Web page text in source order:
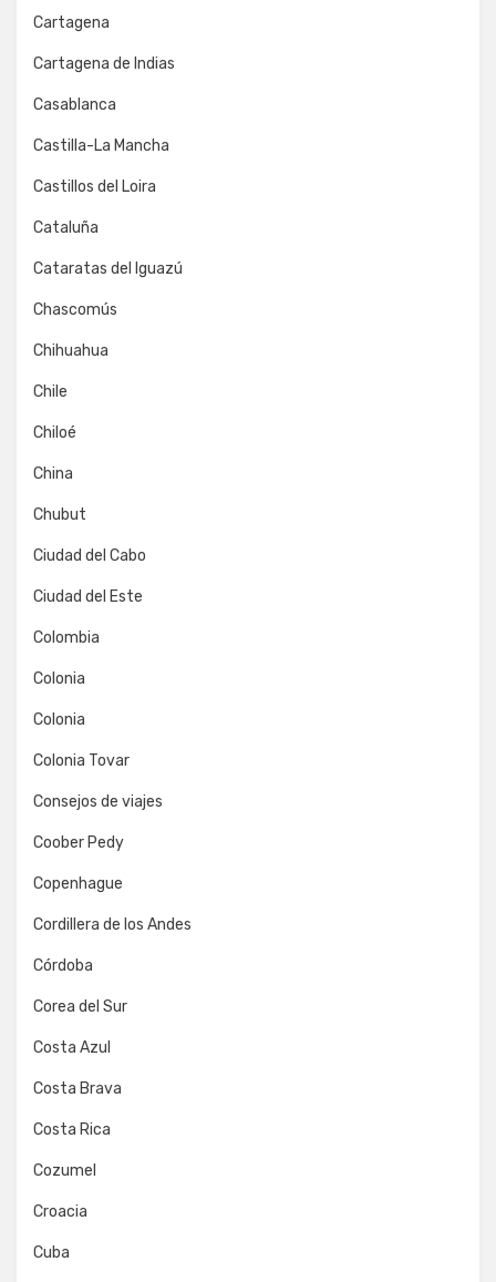
Cartagena
Cartagena de Indias
Casablanca
Castilla-La Mancha
Castillos del Loira
Cataluña
Cataratas del Iguazú
Chascomús
Chihuahua
Chile
Chiloé
China
Chubut
Ciudad del Cabo
Ciudad del Este
Colombia
Colonia
Colonia
Colonia Tovar
Consejos de viajes
Coober Pedy
Copenhague
Cordillera de los Andes
Córdoba
Corea del Sur
Costa Azul
Costa Brava
Costa Rica
Cozumel
Croacia
Cuba